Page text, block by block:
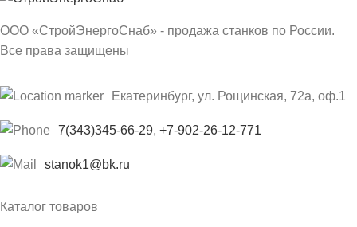
ООО «СтройЭнергоСнаб» - продажа станков по России.
Все права защищены
Екатеринбург, ул. Рощинская, 72а, оф.1
7(343)345-66-29, +7-902-26-12-771
stanok1@bk.ru
Каталог товаров